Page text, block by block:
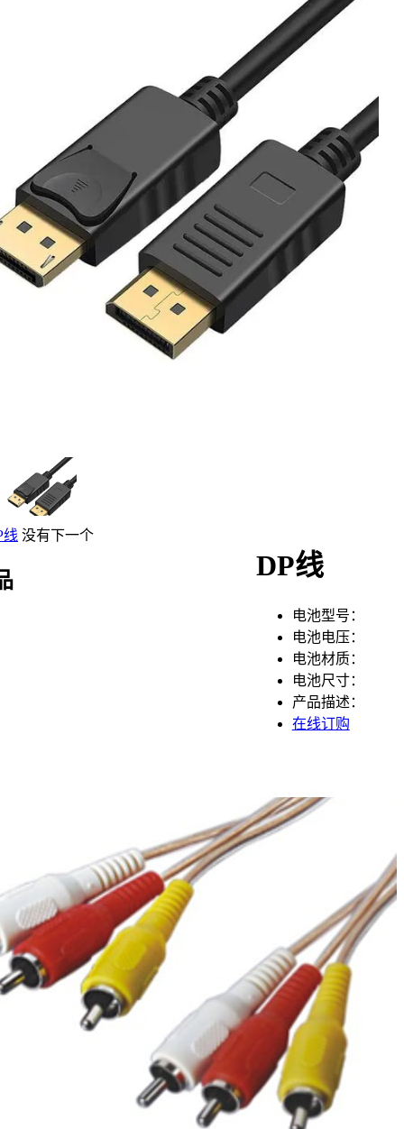
DP线
电池型号：
电池电压：
电池材质：
电池尺寸：
产品描述：
在线订购
线 没有下一个